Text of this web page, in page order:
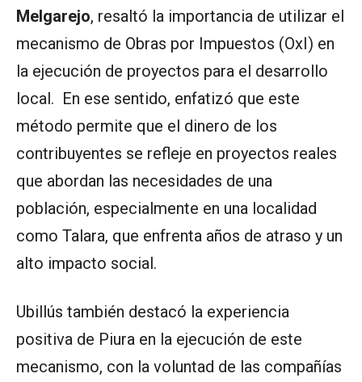
Melgarejo, resaltó la importancia de utilizar el
mecanismo de Obras por Impuestos (OxI) en
la ejecución de proyectos para el desarrollo
local. En ese sentido, enfatizó que este
método permite que el dinero de los
contribuyentes se refleje en proyectos reales
que abordan las necesidades de una
población, especialmente en una localidad
como Talara, que enfrenta años de atraso y un
alto impacto social.
Ubillús también destacó la experiencia
positiva de Piura en la ejecución de este
mecanismo, con la voluntad de las compañías